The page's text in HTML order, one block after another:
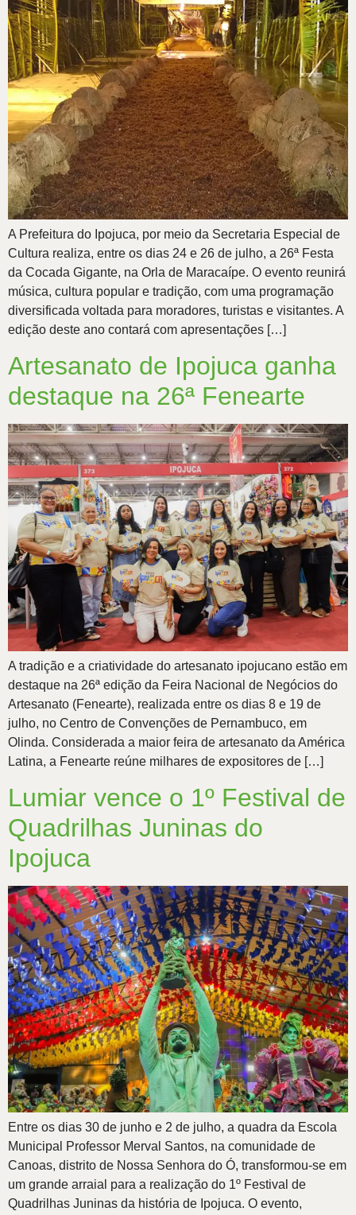
A Prefeitura do Ipojuca, por meio da Secretaria Especial de
Cultura realiza, entre os dias 24 e 26 de julho, a 26ª Festa
da Cocada Gigante, na Orla de Maracaípe. O evento reunirá
música, cultura popular e tradição, com uma programação
diversificada voltada para moradores, turistas e visitantes. A
edição deste ano contará com apresentações […]
Artesanato de Ipojuca ganha
destaque na 26ª Fenearte
A tradição e a criatividade do artesanato ipojucano estão em
destaque na 26ª edição da Feira Nacional de Negócios do
Artesanato (Fenearte), realizada entre os dias 8 e 19 de
julho, no Centro de Convenções de Pernambuco, em
Olinda. Considerada a maior feira de artesanato da América
Latina, a Fenearte reúne milhares de expositores de […]
Lumiar vence o 1º Festival de
Quadrilhas Juninas do
Ipojuca
Entre os dias 30 de junho e 2 de julho, a quadra da Escola
Municipal Professor Merval Santos, na comunidade de
Canoas, distrito de Nossa Senhora do Ó, transformou-se em
um grande arraial para a realização do 1º Festival de
Quadrilhas Juninas da história de Ipojuca. O evento,